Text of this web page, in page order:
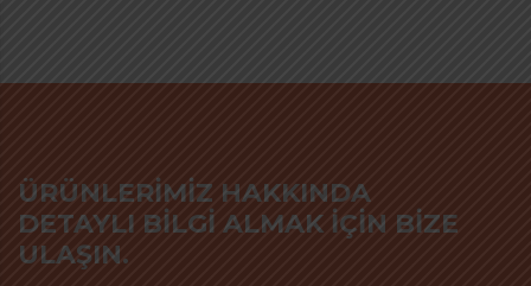
ÜRÜNLERİMİZ HAKKINDA
DETAYLI BİLGİ ALMAK İÇİN BİZE
ULAŞIN.